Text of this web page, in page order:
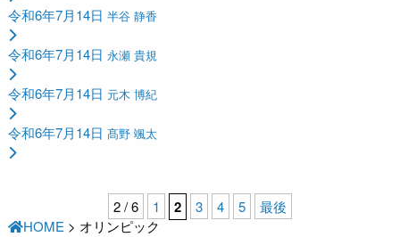
令和6年7月14日 半谷 静香
令和6年7月14日 永瀬 貴規
令和6年7月14日 元木 博紀
令和6年7月14日 髙野 颯太
2 / 6 1 2 3 4 5
最後
HOME > オリンピック